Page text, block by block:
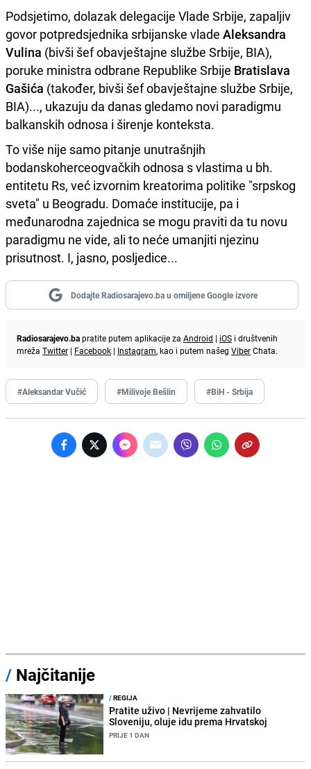
Podsjetimo, dolazak delegacije Vlade Srbije, zapaljiv
govor potpredsjednika srbijanske vlade Aleksandra
Vulina (bivši šef obavještajne službe Srbije, BIA),
poruke ministra odbrane Republike Srbije Bratislava
Gašića (također, bivši šef obavještajne službe Srbije,
BIA)..., ukazuju da danas gledamo novi paradigmu
balkanskih odnosa i širenje konteksta.
To više nije samo pitanje unutrašnjih
bodanskoherceogvačkih odnosa s vlastima u bh.
entitetu Rs, već izvornim kreatorima politike "srpskog
sveta" u Beogradu. Domaće institucije, pa i
međunarodna zajednica se mogu praviti da tu novu
paradigmu ne vide, ali to neće umanjiti njezinu
prisutnost. I, jasno, posljedice...
Dodajte Radiosarajevo.ba u omiljene Google izvore
Radiosarajevo.bapratite putem aplikacije za Android | iOS i društvenih
mreža Twitter | Facebook | Instagram, kao i putem našeg ViberChata.
#Aleksandar Vučić #Milivoje Bešlin #BiH - Srbija
/ Najčitanije
/REGIJA
Pratite uživo | Nevrijeme zahvatilo
Sloveniju, oluje idu prema Hrvatskoj
PRIJE 1 DAN